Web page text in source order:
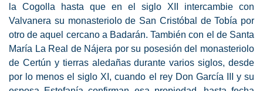
la Cogolla hasta que en el siglo XII intercambie con
Valvanera su monasteriolo de San Cristóbal de Tobía por
otro de aquel cercano a Badarán. También con el de Santa
María La Real de Nájera por su posesión del monasteriolo
de Certún y tierras aledañas durante varios siglos, desde
por lo menos el siglo XI, cuando el rey Don García III y su